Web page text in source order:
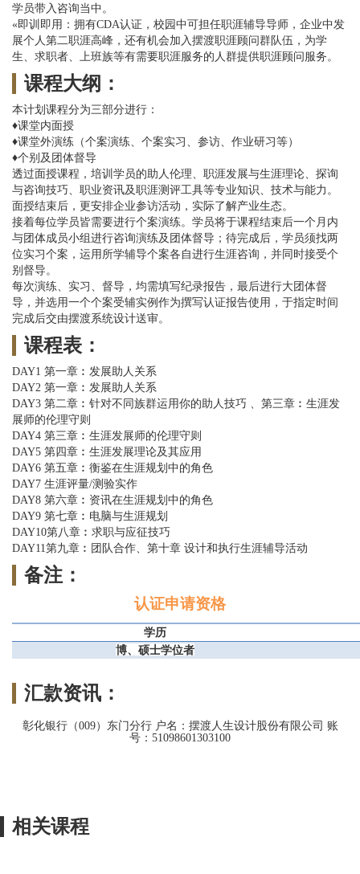
学员带入咨询当中。
«即训即用：拥有CDA认证，校园中可担任职涯辅导导师，企业中发
展个人第二职涯高峰，还有机会加入摆渡职涯顾问群队伍，为学
生、求职者、上班族等有需要职涯服务的人群提供职涯顾问服务。
课程大纲：
本计划课程分为三部分进行：
♦课堂内面授
♦课堂外演练（个案演练、个案实习、参访、作业研习等）
♦个别及团体督导
透过面授课程，培训学员的助人伦理、职涯发展与生涯理论、探询
与咨询技巧、职业资讯及职涯测评工具等专业知识、技术与能力。
面授结束后，更安排企业参访活动，实际了解产业生态。
接着每位学员皆需要进行个案演练。学员将于课程结束后一个月内
与团体成员小组进行咨询演练及团体督导；待完成后，学员须找两
位实习个案，运用所学辅导个案各自进行生涯咨询，并同时接受个
别督导。
每次演练、实习、督导，均需填写纪录报告，最后进行大团体督
导，并选用一个个案受辅实例作为撰写认证报告使用，于指定时间
完成后交由摆渡系统设计送审。
课程表：
DAY1 第一章︰发展助人关系
DAY2 第一章︰发展助人关系
DAY3 第二章︰针对不同族群运用你的助人技巧 、第三章︰生涯发
展师的伦理守则
DAY4 第三章︰生涯发展师的伦理守则
DAY5 第四章︰生涯发展理论及其应用
DAY6 第五章︰衡鉴在生涯规划中的角色
DAY7 生涯评量/测验实作
DAY8 第六章︰资讯在生涯规划中的角色
DAY9 第七章︰电脑与生涯规划
DAY10第八章︰求职与应征技巧
DAY11第九章︰团队合作、第十章 设计和执行生涯辅导活动
备注：
认证申请资格
学历
博、硕士学位者
汇款资讯：
彰化银行（009）东门分行 户名：摆渡人生设计股份有限公司 账
号：51098601303100
相关课程